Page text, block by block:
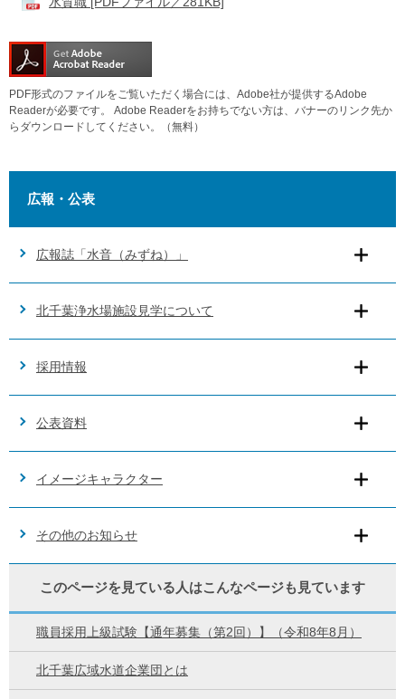
PDF形式のファイルをご覧いただく場合には、Adobe社が提供するAdobe
Readerが必要です。
Adobe Readerをお持ちでない方は、バナーのリンク先か
らダウンロードしてください。（無料）
広報・公表
広報誌「水音（みずね）」
北千葉浄水場施設見学について
採用情報
公表資料
イメージキャラクター
その他のお知らせ
このページを見ている人はこんなページも見ています
職員採用上級試験【通年募集（第2回）】（令和8年8月）
北千葉広域水道企業団とは